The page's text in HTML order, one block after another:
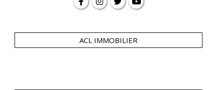
ACL IMMOBILIER